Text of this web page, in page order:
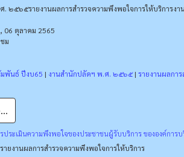
. ๒๕๖๕รายงานผลการสำรวจความพึงพอใจการให้บริการงา
ตุลาคม 2565
ม
พันธ์ ปีงบ65 | งานสำนักปลัดฯ พ.ศ. ๒๕๖๕| รายงานผลกา
ประเมินความพึงพอใจของประชาชนผู้รับบริการ ขององค์ก
รายงานผลการสำรวจความพึงพอใจการให้บริการ